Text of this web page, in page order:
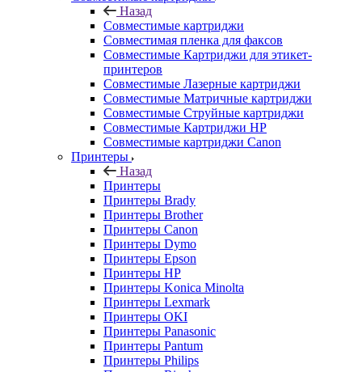
Назад
Совместимые картриджи
Совместимая пленка для факсов
Совместимые Картриджи для этикет-
принтеров
Совместимые Лазерные картриджи
Совместимые Матричные картриджи
Совместимые Струйные картриджи
Совместимые Картриджи HP
Совместимые картриджи Canon
Принтеры
Назад
Принтеры
Принтеры Brady
Принтеры Brother
Принтеры Canon
Принтеры Dymo
Принтеры Epson
Принтеры HP
Принтеры Konica Minolta
Принтеры Lexmark
Принтеры OKI
Принтеры Panasonic
Принтеры Pantum
Принтеры Philips